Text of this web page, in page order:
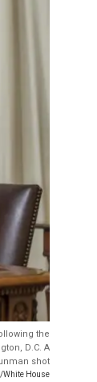
the
D.C. A
shot
White House